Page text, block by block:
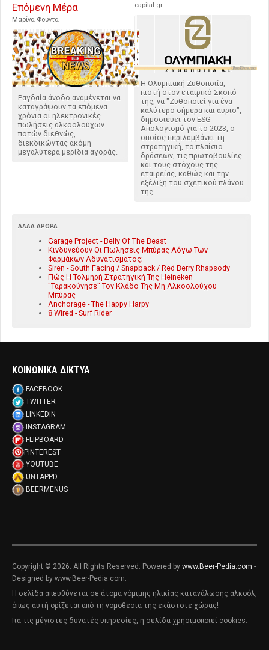
Επόμενη Μέρα
Μαρίνα Φούντα
Ραγδαία άνοδο αναμένεται να
καταγράψουν τα επόμενα
χρόνια οι ηλεκτρονικές
πωλήσεις αλκοολούχων
ποτών διεθνώς,
διεκδικώντας ακόμη
μεγαλύτερα μερίδια αγοράς.
capital.gr
Η Ολυμπιακή Ζυθοποιία,
πιστή στον εταιρικό Σκοπό
της, να "Ζυθοποιεί για ένα
καλύτερο σήμερα και αύριο",
δημοσιεύει τον ESG
Απολογισμό για το 2023, ο
οποίος περιλαμβάνει τη
στρατηγική, το πλαίσιο
δράσεων, τις πρωτοβουλίες
και τους στόχους της
εταιρείας, καθώς και την
εξέλιξη του σχετικού πλάνου
της.
ΆΛΛΑ ΆΡΘΡΑ
Garage Project - Belly Of The Beast
Κινδυνεύουν Οι Πωλήσεις Μπύρας Λόγω Των
Φαρμάκων Αδυνατίσματος;
Siren - South Facing / Snapback / Red Berry Rhapsody
Πώς Η Τολμηρή Στρατηγική Της Heineken
"Ταρακούνησε" Τον Κλάδο Της Μη Αλκοολούχου
Μπύρας
Anchorage - The Happy Harpy
8 Wired - Surf Rider
ΚΟΙΝΩΝΙΚΑ ΔΙΚΤΥΑ
FACEBOOK
TWITTER
LINKEDIN
INSTAGRAM
FLIPBOARD
PINTEREST
YOUTUBE
UNTAPPD
BEERMENUS
Copyright © 2026. All Rights Reserved. Powered by www.Beer-Pedia.com -
Designed by www.Beer-Pedia.com.
Η σελίδα απευθύνεται σε άτομα νόμιμης ηλικίας κατανάλωσης αλκοόλ,
όπως αυτή ορίζεται από τη νομοθεσία της εκάστοτε χώρας!
Για τις μέγιστες δυνατές υπηρεσίες, η σελίδα χρησιμοποιεί cookies.